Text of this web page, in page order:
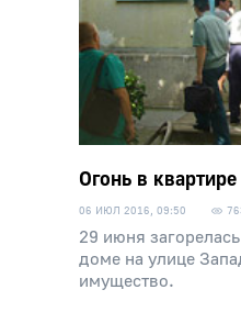
Огонь в
06 ИЮЛ 2016, 09:50
29 июня
доме на улице
имущество.